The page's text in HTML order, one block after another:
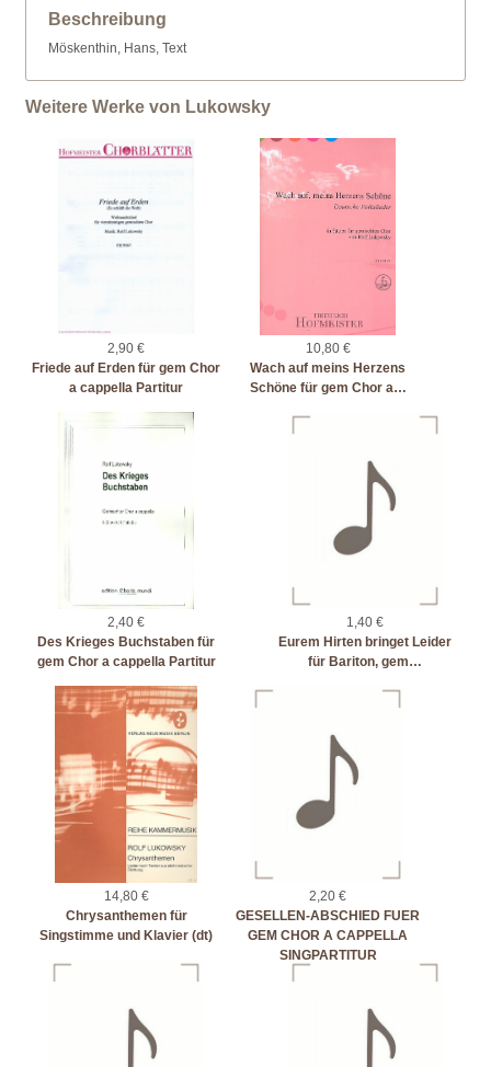
Beschreibung
Möskenthin, Hans, Text
Weitere Werke von Lukowsky
2,90 €
Friede auf Erden für gem Chor
a cappella Partitur
10,80 €
Wach auf meins Herzens
Schöne für gem Chor a…
2,40 €
Des Krieges Buchstaben für
gem Chor a cappella Partitur
1,40 €
Eurem Hirten bringet Leider
für Bariton, gem…
14,80 €
Chrysanthemen für
Singstimme und Klavier (dt)
2,20 €
GESELLEN-ABSCHIED FUER
GEM CHOR A CAPPELLA
SINGPARTITUR